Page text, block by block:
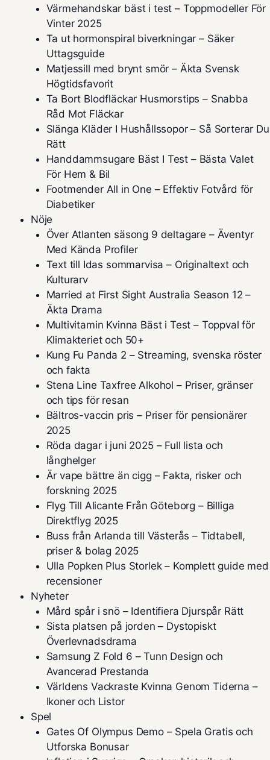
Värmehandskar bäst i test – Toppmodeller För
Vinter 2025
Ta ut hormonspiral biverkningar – Säker
Uttagsguide
Matjessill med brynt smör – Äkta Svensk
Högtidsfavorit
Ta Bort Blodfläckar Husmorstips – Snabba
Råd Mot Fläckar
Slänga Kläder I Hushållssopor – Så Sorterar Du
Rätt
Handdammsugare Bäst I Test – Bästa Valet
För Hem & Bil
Footmender All in One – Effektiv Fotvård för
Diabetiker
Nöje
Över Atlanten säsong 9 deltagare – Äventyr
Med Kända Profiler
Text till Idas sommarvisa – Originaltext och
Kulturarv
Married at First Sight Australia Season 12 –
Äkta Drama
Multivitamin Kvinna Bäst i Test – Toppval för
Klimakteriet och 50+
Kung Fu Panda 2 – Streaming, svenska röster
och fakta
Stena Line Taxfree Alkohol – Priser, gränser
och tips för resan
Bältros-vaccin pris – Priser för pensionärer
2025
Röda dagar i juni 2025 – Full lista och
långhelger
Är vape bättre än cigg – Fakta, risker och
forskning 2025
Flyg Till Alicante Från Göteborg – Billiga
Direktflyg 2025
Buss från Arlanda till Västerås – Tidtabell,
priser & bolag 2025
Ulla Popken Plus Storlek – Komplett guide med
recensioner
Nyheter
Mård spår i snö – Identifiera Djurspår Rätt
Sista platsen på jorden – Dystopiskt
Överlevnadsdrama
Samsung Z Fold 6 – Tunn Design och
Avancerad Prestanda
Världens Vackraste Kvinna Genom Tiderna –
Ikoner och Listor
Spel
Gates Of Olympus Demo – Spela Gratis och
Utforska Bonusar